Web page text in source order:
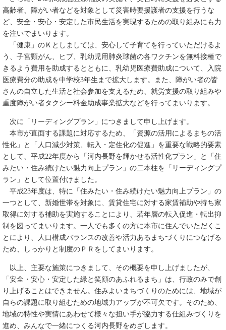
高齢者、障がい者などを対象として災害時要援護者の支援を行うな
ど、安全・安心・安定した市民生活を実現するための取り組みにも力
を注いでまいります。
「健康」のＫとしましては、安心して子育てを行っていただけるよ
う、子宮頸がん、ヒブ、乳幼児用肺炎球菌の各ワクチンを無料接種で
きるよう費用を助成するとともに、乳幼児医療費助成について、入院
医療費分の助成を中学校3年生まで拡大します。また、障がい者の皆
さんの自立した生活と社会参加を支えるため、就労支援の取り組みや
重度障がい者タクシー料金助成事業拡大などを行ってまいります。
次に「リーディングプラン」につきまして申し上げます。
本市が直面する課題に対応するため、「資源の活用によるまちの活
性化」と「人口減少対策、転入・定住化の促進」を重要な戦略的要素
として、平成22年度から「河内長野を輝かせる活性化プラン」と「住
みたい・住み続けたい魅力向上プラン」の二本柱を「リーディングプ
ラン」として位置付けました。
平成23年度は、特に「住みたい・住み続けたい魅力向上プラン」の
一つとして、新婚世帯を対象に、賃貸住宅に対する家賃補助や持ち家
取得に対する補助を実施することにより、若年層の転入促進・転出抑
制を図ってまいります。一人でも多くの方に本市に住んでいただくこ
とにより、人口構成バランスの改善や活力あるまちづくりにつなげる
ため、しっかりと制度のＰＲをしてまいります。
以上、主要な施策につきまして、その概要を申し上げましたが、
「安全・安心・安定した緑と笑顔のあふれるまち」は、行政のみで創
り上げることはできません。住みよいまちづくりのためには、地域が
自らの課題に取り組むための地域力アップが不可欠です。そのため、
地域の特性や実情にあわせて様々な担い手が協力する仕組みづくりを
進め、みんなで一緒につくる河内長野をめざします。